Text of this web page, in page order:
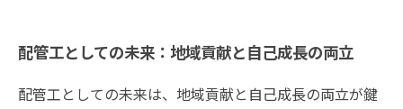
配管工としての未来：地域貢献と自己成長の両立
配管工としての未来は、地域貢献と自己成長の両立が鍵